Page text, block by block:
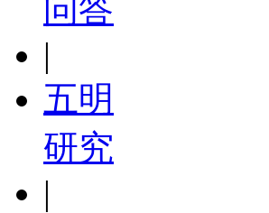
问答
|
五明
研究
|